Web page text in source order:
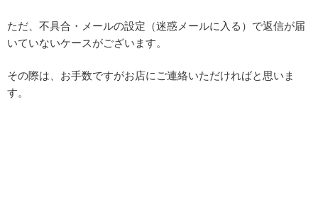
ただ、不具合・メールの設定（迷惑メールに入る）で返信が届
いていないケースがございます。
その際は、お手数ですがお店にご連絡いただければと思いま
す。